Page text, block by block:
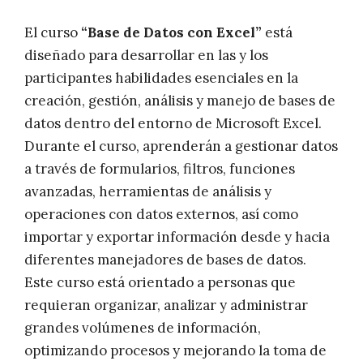
El curso “Base de Datos con Excel” está
diseñado para desarrollar en las y los
participantes habilidades esenciales en la
creación, gestión, análisis y manejo de bases de
datos dentro del entorno de Microsoft Excel.
Durante el curso, aprenderán a gestionar datos
a través de formularios, filtros, funciones
avanzadas, herramientas de análisis y
operaciones con datos externos, así como
importar y exportar información desde y hacia
diferentes manejadores de bases de datos.
Este curso está orientado a personas que
requieran organizar, analizar y administrar
grandes volúmenes de información,
optimizando procesos y mejorando la toma de